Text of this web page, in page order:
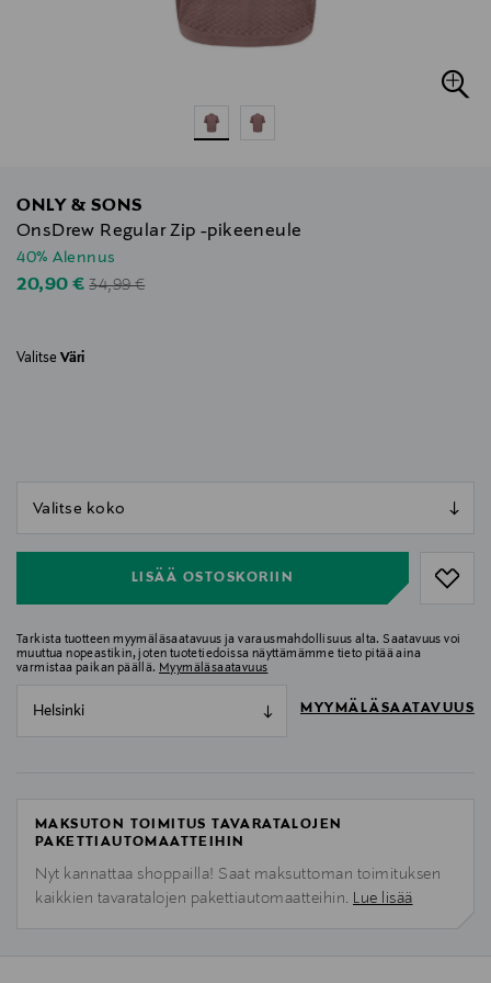
ONLY & SONS
OnsDrew Regular Zip -pikeeneule
40% Alennus
Discounted Price
20,90 €Original Price
34,99 €
Valitse Väri
LISÄÄ OSTOSKORIIN
Tarkista tuotteen myymäläsaatavuus ja varausmahdollisuus alta. Saatavuus voi
muuttua nopeastikin, joten tuotetiedoissa näyttämämme tieto pitää aina
varmistaa paikan päällä. Myymäläsaatavuus
Helsinki MYYMÄLÄSAATAVUUS
MAKSUTON TOIMITUS TAVARATALOJEN
PAKETTIAUTOMAATTEIHIN
Nyt kannattaa shoppailla! Saat maksuttoman toimituksen
kaikkien tavaratalojen pakettiautomaatteihin. Lue lisää